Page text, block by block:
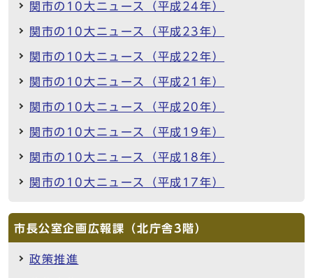
関市の10大ニュース（平成24年）
関市の10大ニュース（平成23年）
関市の10大ニュース（平成22年）
関市の10大ニュース（平成21年）
関市の10大ニュース（平成20年）
関市の10大ニュース（平成19年）
関市の10大ニュース（平成18年）
関市の10大ニュース（平成17年）
市長公室企画広報課（北庁舎3階）
政策推進